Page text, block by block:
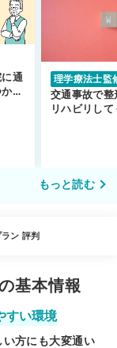
通
ら
理学療法士監
交通事故で整
リハビリして
もっと読む
ン 評判
基本情報
すい環境
方にも大変通い